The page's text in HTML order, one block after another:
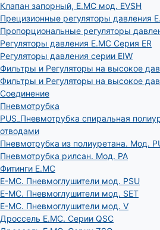
Клапан запорный, E.MC мод. EVSH
Прецизионные регуляторы давления
Пропорциональные регуляторы
Регуляторы давления E.MC Серия ER
Регуляторы давления серии EIW
Фильтры и Регуляторы на высокое
Фильтры и Регуляторы на высокое
Соединение
Пневмотрубка
PUS_Пневмотрубка спиральная
отводами
Пневмотрубка из полиуретана. Мод.
Пневмотрубка рилсан. Мод. PA
Фитинги E.MC
E-MC. Пневмоглушители мод. PSU
E-MC. Пневмоглушители мод. SET
E-MC. Пневмоглушители мод. V
Дроссель E.MC. Серии QSC